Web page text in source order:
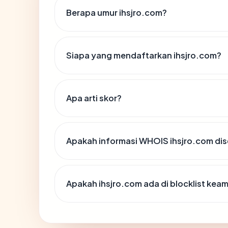
Berapa umur ihsjro.com?
Siapa yang mendaftarkan ihsjro.com?
Apa arti skor?
Apakah informasi WHOIS ihsjro.com
Apakah ihsjro.com ada di blocklist